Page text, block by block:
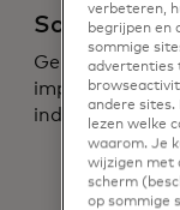
Sociale
Gebruik
impact te
individuen
verbeteren,
begrijpen en
sommige
advertenties
andere sites.
lezen welke
waarom. Je
wijzigen met
scherm
op sommige